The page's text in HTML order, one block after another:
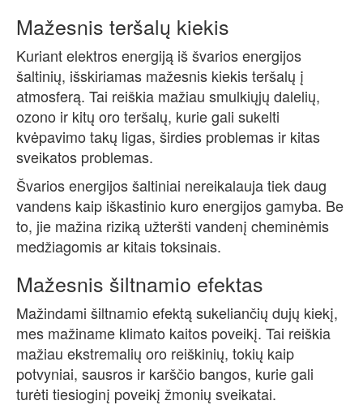
Mažesnis teršalų kiekis
Kuriant elektros energiją iš švarios energijos
šaltinių, išskiriamas mažesnis kiekis teršalų į
atmosferą. Tai reiškia mažiau smulkiųjų dalelių,
ozono ir kitų oro teršalų, kurie gali sukelti
kvėpavimo takų ligas, širdies problemas ir kitas
sveikatos problemas.
Švarios energijos šaltiniai nereikalauja tiek daug
vandens kaip iškastinio kuro energijos gamyba. Be
to, jie mažina riziką užteršti vandenį cheminėmis
medžiagomis ar kitais toksinais.
Mažesnis šiltnamio efektas
Mažindami šiltnamio efektą sukeliančių dujų kiekį,
mes mažiname klimato kaitos poveikį. Tai reiškia
mažiau ekstremalių oro reiškinių, tokių kaip
potvyniai, sausros ir karščio bangos, kurie gali
turėti tiesioginį poveikį žmonių sveikatai.